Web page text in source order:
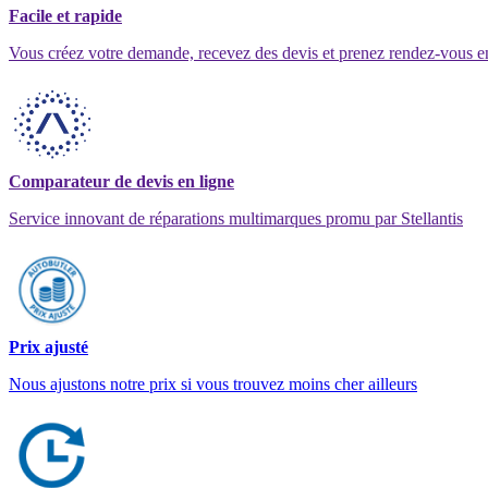
Facile et rapide
Vous créez votre demande, recevez des devis et prenez rendez-vous
Comparateur de devis en ligne
Service innovant de réparations multimarques promu par Stellantis
Prix ajusté
Nous ajustons notre prix si vous trouvez moins cher ailleurs